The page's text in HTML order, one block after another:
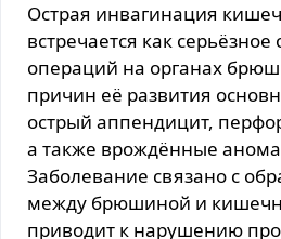
Острая инвагинация
встречается как
операций на органах
причин её развития
острый аппендицит,
а также врождённые
Заболевание связано с
между брюшиной и
приводит к нарушению